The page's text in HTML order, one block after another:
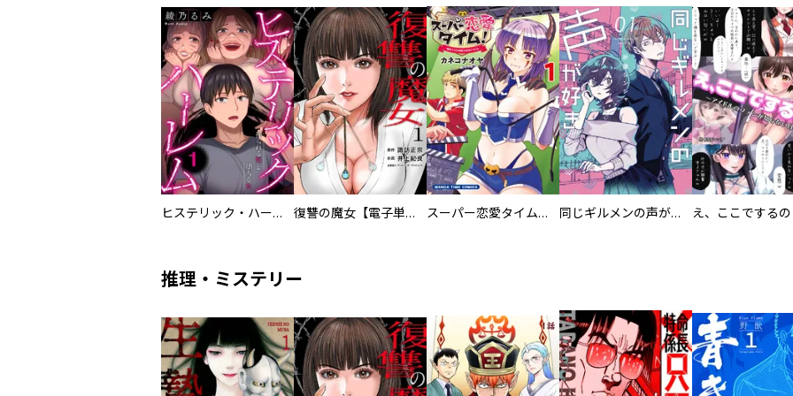
ヒステリック・ハーレム～搾られる男と堕ちる女～【電子単行本版】 復讐の魔女【電子単行本版】 スーパー恋愛タイム！～現場でドＳな彼女は自宅でデレる～ 同じギルメンの声が好き
推理・ミステリー